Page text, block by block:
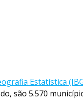
Estatística
são 5.570